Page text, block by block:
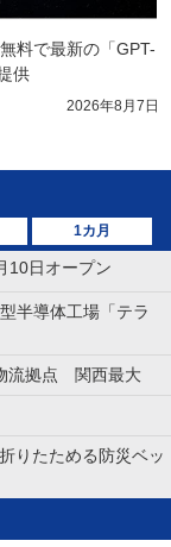
料で最新の「GPT-
供
2026年8月7日
1カ月
10日オープン
半導体工場「テラ
流拠点 関西最大
りたためる防災ベッ